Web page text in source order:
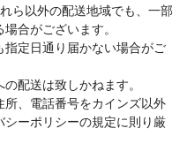
ら以外の配送地域でも、一部
合がございます。
定日通り届かない場合がご
配送は致しかねます。
所、電話番号をカインズ以外
ーポリシーの規定に則り厳